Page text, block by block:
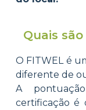
Quais
O FITWEL é
diferente de
A
certificação é